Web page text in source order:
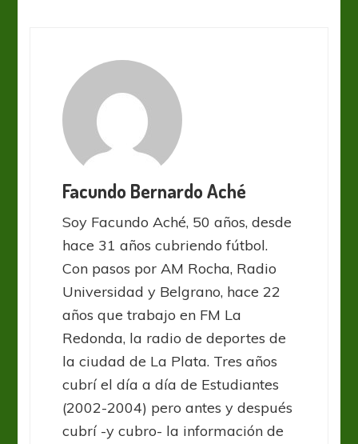
Facundo Bernardo Aché
Soy Facundo Aché, 50 años, desde
hace 31 años cubriendo fútbol.
Con pasos por AM Rocha, Radio
Universidad y Belgrano, hace 22
años que trabajo en FM La
Redonda, la radio de deportes de
la ciudad de La Plata. Tres años
cubrí el día a día de Estudiantes
(2002-2004) pero antes y después
cubrí -y cubro- la información de